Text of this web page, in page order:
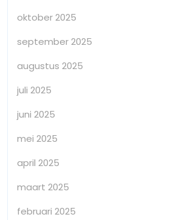
oktober 2025
september 2025
augustus 2025
juli 2025
juni 2025
mei 2025
april 2025
maart 2025
februari 2025